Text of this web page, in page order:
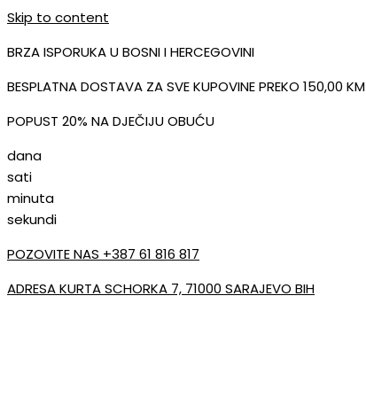
Skip to content
BRZA ISPORUKA U BOSNI I HERCEGOVINI
BESPLATNA DOSTAVA ZA SVE KUPOVINE PREKO 150,00 KM
POPUST 20% NA DJEČIJU OBUĆU
dana
sati
minuta
sekundi
POZOVITE NAS +387 61 816 817
ADRESA KURTA SCHORKA 7, 71000 SARAJEVO BIH